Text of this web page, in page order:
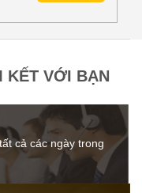
bảo an toàn cho
phương tiện, nhất là
cao.
KẾT VỚI BẠN
cả các ngày trong